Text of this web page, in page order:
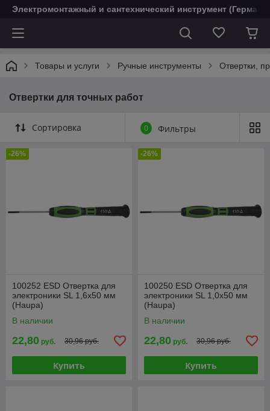
Электромонтажный и сантехнический инструмент
Товары и услуги Ручные инструменты Отвертки,
Отвертки для точных работ
Сортировка 0 Фильтры
-26%
100252 ESD Отвертка для
электроники SL 1,6x50 мм
(Haupa)
В наличии
22,80 руб. 30,96 руб.
Купить
-26%
100250 ESD Отвертка для
электроники SL 1,0x50 мм
(Haupa)
В наличии
22,80 руб. 30,96 руб.
Купить